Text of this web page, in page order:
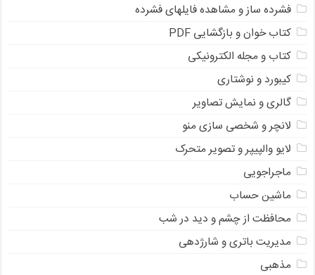
فشرده ساز و مشاهده فایلهای فشرده
کتاب خوان و بازگشایی PDF
کتاب و مجله الکترونیکی
کیبورد و نوشتاری
گالری و نمایش تصاویر
لانچر و شخصی سازی منو
لایو والپیپر و تصویر متحرک
ماجراجویی
ماشین حساب
محافظت از چشم و دید در شب
مدیریت باتری و شارژدهی
مذهبی